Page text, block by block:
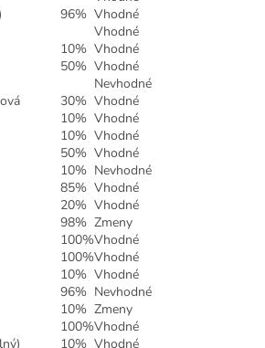
96% Vhodné
Vhodné
10% Vhodné
50% Vhodné
Nevhodné
30% Vhodné
10% Vhodné
10% Vhodné
50% Vhodné
10% Nevhodné
85% Vhodné
20% Vhodné
98% Zmeny
100%Vhodné
100%Vhodné
10% Vhodné
96% Nevhodné
10% Zmeny
100%Vhodné
10% Vhodné